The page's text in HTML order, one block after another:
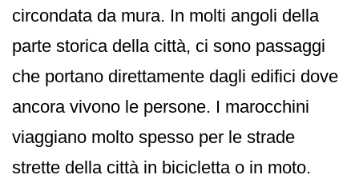
circondata da mura. In molti angoli della
parte storica della città, ci sono passaggi
che portano direttamente dagli edifici dove
ancora vivono le persone. I marocchini
viaggiano molto spesso per le strade
strette della città in bicicletta o in moto.